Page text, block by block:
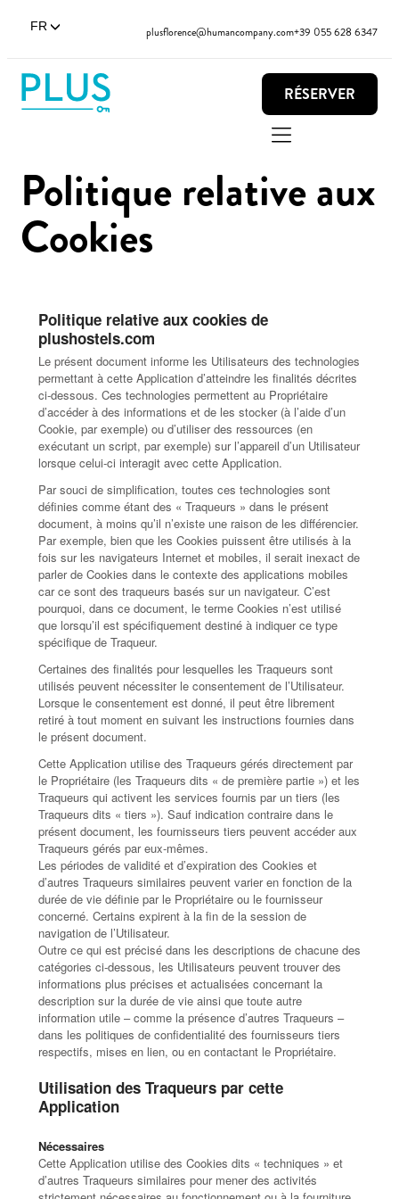
FR plusflorence@humancompany.com+39 055 628 6347
RÉSERVER
Politique relative aux
Cookies
Politique relative aux cookies de
plushostels.com
Le présent document informe les Utilisateurs des technologies
permettant à cette Application d’atteindre les finalités décrites
ci-dessous. Ces technologies permettent au Propriétaire
d’accéder à des informations et de les stocker (à l’aide d’un
Cookie, par exemple) ou d’utiliser des ressources (en
exécutant un script, par exemple) sur l’appareil d’un Utilisateur
lorsque celui-ci interagit avec cette Application.
Par souci de simplification, toutes ces technologies sont
définies comme étant des « Traqueurs » dans le présent
document, à moins qu’il n’existe une raison de les différencier.
Par exemple, bien que les Cookies puissent être utilisés à la
fois sur les navigateurs Internet et mobiles, il serait inexact de
parler de Cookies dans le contexte des applications mobiles
car ce sont des traqueurs basés sur un navigateur. C’est
pourquoi, dans ce document, le terme Cookies n’est utilisé
que lorsqu’il est spécifiquement destiné à indiquer ce type
spécifique de Traqueur.
Certaines des finalités pour lesquelles les Traqueurs sont
utilisés peuvent nécessiter le consentement de l’Utilisateur.
Lorsque le consentement est donné, il peut être librement
retiré à tout moment en suivant les instructions fournies dans
le présent document.
Cette Application utilise des Traqueurs gérés directement par
le Propriétaire (les Traqueurs dits « de première partie ») et les
Traqueurs qui activent les services fournis par un tiers (les
Traqueurs dits « tiers »). Sauf indication contraire dans le
présent document, les fournisseurs tiers peuvent accéder aux
Traqueurs gérés par eux-mêmes.
Les périodes de validité et d’expiration des Cookies et
d’autres Traqueurs similaires peuvent varier en fonction de la
durée de vie définie par le Propriétaire ou le fournisseur
concerné. Certains expirent à la fin de la session de
navigation de l’Utilisateur.
Outre ce qui est précisé dans les descriptions de chacune des
catégories ci-dessous, les Utilisateurs peuvent trouver des
informations plus précises et actualisées concernant la
description sur la durée de vie ainsi que toute autre
information utile – comme la présence d’autres Traqueurs –
dans les politiques de confidentialité des fournisseurs tiers
respectifs, mises en lien, ou en contactant le Propriétaire.
Utilisation des Traqueurs par cette
Application
Nécessaires
Cette Application utilise des Cookies dits « techniques » et
d’autres Traqueurs similaires pour mener des activités